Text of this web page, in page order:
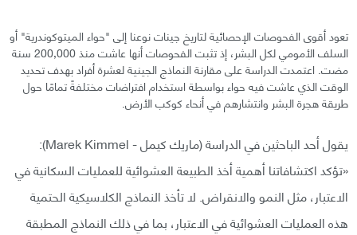
تعود أقوى الفحوصات الإحصائية لتاريخ جينات نوعنا إلى "حواء الميتوكوندرية" أو
السلف الأمومي لكل البشر، إذ تثبت الفحوصات أنها عاشت منذ 200,000 سنة
مضت. اعتمدت الدراسة على مقارنة النماذج الجينية لعشرة أفراد بهدف تحديد
الوقت الذي عاشت فيه حواء بواسطة استخدام افتراضات مختلفةً تمامًا حول
طريقة هجرة البشر وانتشارهم في أنحاء كوكب الأرض.
يقول أحد الباحثين في الدراسة (ماريك كيمل - Marek Kimmel):
«تؤكد اكتشافاتنا أهمية أخذ الطبيعة العشوائية للعمليات السكانية في
الاعتبار، مثل النمو والانقراض. لا تأخذ النماذج الكلاسيكية الحتمية
هذه العمليات العشوائية في الاعتبار، بما في ذلك النماذج المطبقة